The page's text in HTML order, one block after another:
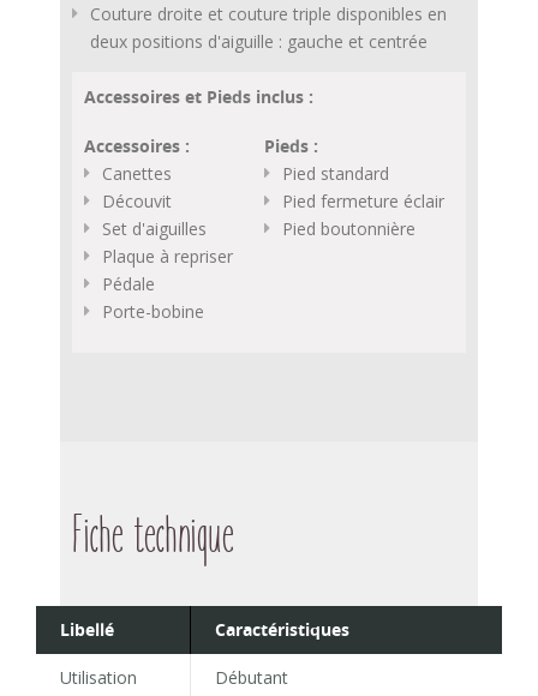
Couture droite et couture triple disponibles en
deux positions d'aiguille : gauche et centrée
Accessoires et Pieds inclus :
Accessoires :
Canettes
Découvit
Set d'aiguilles
Plaque à repriser
Pédale
Porte-bobine
Pieds :
Pied standard
Pied fermeture éclair
Pied boutonnière
Fiche technique
Libellé Caractéristiques
Utilisation Débutant